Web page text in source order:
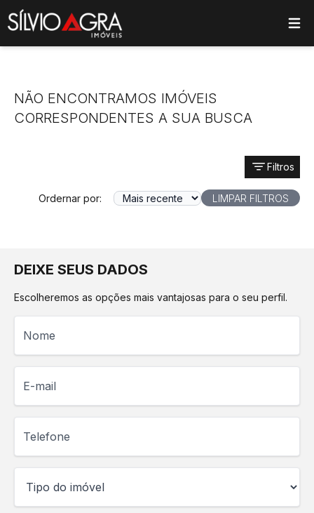
main menu
NÃO ENCONTRAMOS IMÓVEIS
CORRESPONDENTES A SUA BUSCA
Filtros
Ordernar por: LIMPAR FILTROS
DEIXE SEUS DADOS
Escolheremos as opções mais vantajosas para o seu perfil.